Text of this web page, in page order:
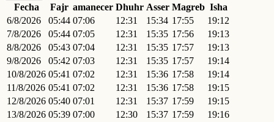
Fecha Fajr amanecer Dhuhr Asser Magreb Isha
6/8/2026
05:44 07:06 12:31 15:34 17:55
19:12
7/8/2026
05:44 07:05 12:31 15:35 17:56
19:13
8/8/2026
05:43 07:04 12:31 15:35 17:57
19:13
9/8/2026
05:42 07:03 12:31 15:35 17:57
19:14
10/8/2026 05:41 07:02 12:31 15:36 17:58
19:14
11/8/2026 05:41 07:02 12:31 15:36 17:58
19:15
12/8/2026 05:40 07:01 12:31 15:37 17:59
19:15
13/8/2026 05:39 07:00 12:30 15:37 17:59
19:16